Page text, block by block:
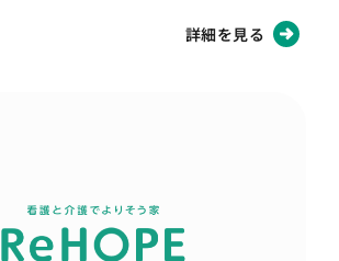
詳細を見る